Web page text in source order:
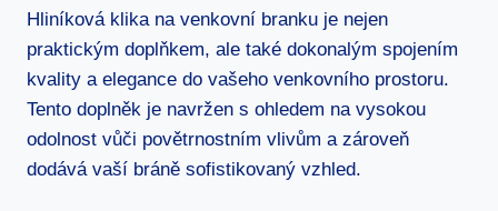
Hliníková klika na venkovní branku je nejen
praktickým doplňkem,‌ ale také⁣ dokonalým spojením
kvality a elegance do vašeho⁣ venkovního prostoru.
Tento doplněk je navržen s ohledem na vysokou
odolnost vůči povětrnostním vlivům a‍ zároveň
dodává vaší ‌bráně sofistikovaný vzhled. ​